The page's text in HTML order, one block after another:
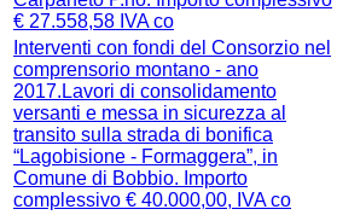
€ 27.558,58 IVA co
Interventi con fondi del Consorzio nel
comprensorio montano - ano
2017.Lavori di consolidamento
versanti e messa in sicurezza al
transito sulla strada di bonifica
“Lagobisione - Formaggera”, in
Comune di Bobbio. Importo
complessivo € 40.000,00, IVA co